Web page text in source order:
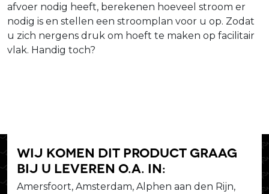
afvoer nodig heeft, berekenen hoeveel stroom er
nodig is en stellen een stroomplan voor u op. Zodat
u zich nergens druk om hoeft te maken op facilitair
vlak. Handig toch?
Wij komen dit product graag
bij u leveren o.a. in:
Amersfoort, Amsterdam, Alphen aan den Rijn,